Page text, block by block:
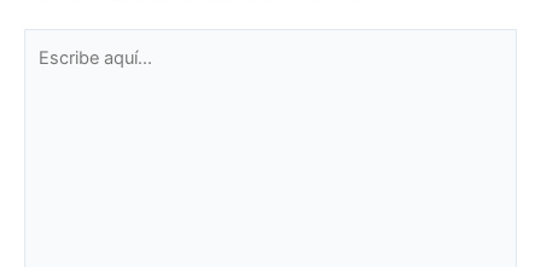
aquí...